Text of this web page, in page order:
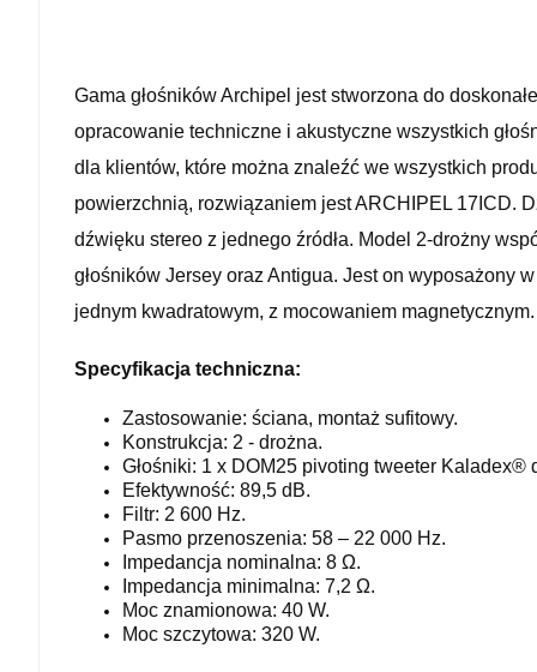
Gama głośników Archipel jest stworzona do
opracowanie techniczne i akustyczne wszystkich
dla klientów, które można znaleźć we wszystkich
powierzchnią, rozwiązaniem jest ARCHIPEL 17ICD.
dźwięku stereo z jednego źródła. Model 2-drożny
głośników Jersey oraz Antigua. Jest on wyposażony w
jednym kwadratowym, z mocowaniem magnetycznym
Specyfikacja techniczna:
Zastosowanie: ściana, montaż sufitowy.
Konstrukcja: 2 - drożna.
Głośniki: 1 x DOM25 pivoting tweeter
Efektywność: 89,5 dB.
Filtr: 2 600 Hz.
Pasmo przenoszenia: 58 – 22 000 Hz.
Impedancja nominalna: 8 Ω.
Impedancja minimalna: 7,2 Ω.
Moc znamionowa: 40 W.
Moc szczytowa: 320 W.